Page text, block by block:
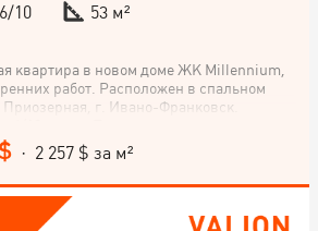
6/10
53 м²
квартира в новом доме ЖК Millennium,
работ. Расположен в спальном
г. Ивано-Франковск.
15 м². ЖК Millennium относится к
возможности стать владельцем
Позвоните сейчас для подробной
обзора.
· 2 257 $ за м²